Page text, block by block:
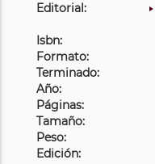
Editorial:
Isbn:
Formato:
Terminado:
Año:
Páginas:
Tamaño:
Peso:
Edición: